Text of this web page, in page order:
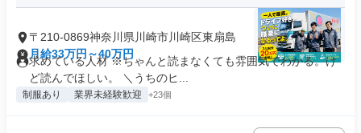
〒210-0869神奈川県川崎市川崎区東扇島
月給33万円～40万円
求めている人材 ※ちゃんと読まなくても雰囲気でわかる。け
ど読んでほしい。 ＼うちのヒ...
制服あり 業界未経験歓迎 +23個